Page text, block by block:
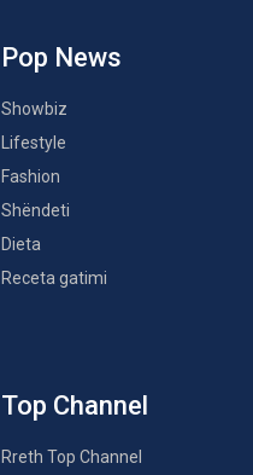
Pop News
Showbiz
Lifestyle
Fashion
Shëndeti
Dieta
Receta gatimi
Top Channel
Rreth Top Channel